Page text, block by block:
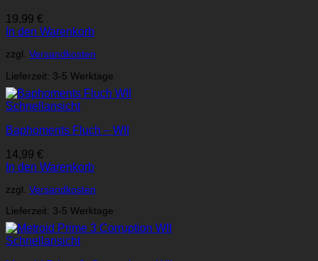
19,99 €
In den Warenkorb
zzgl. Versandkosten
Lieferzeit: 3-5 Werktage
Schnellansicht
Baphoments Fluch – WII
14,99 €
In den Warenkorb
zzgl. Versandkosten
Lieferzeit: 3-5 Werktage
Schnellansicht